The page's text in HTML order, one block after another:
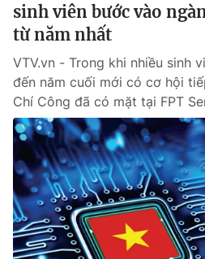
Tổng đài VTV: 024.38 355 931 -
Ðiện thoại Thời báo VTV:
Liên hệ quảng cáo:024-7300.7108
sinh viên bước vào
từ năm nhất
VTV.vn - Trong khi nhiều sinh
đến năm cuối mới có cơ hội
Chí Công đã có mặt tại FPT